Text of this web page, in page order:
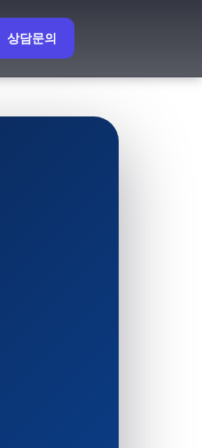
상담문의